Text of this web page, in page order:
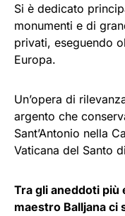
Si è dedicato
monumenti e di
privati, eseguendo
Europa.
Un’opera di
argento che
Sant’Antonio nella
Vaticana del Santo
Tra gli aneddoti più
maestro Balljana ci